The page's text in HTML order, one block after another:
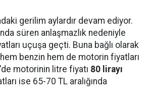
gerilim aylardır devam ediyor.
süren anlaşmazlık nedeniyle
uçuşa geçti. Buna bağlı olarak
benzin hem de motorin fiyatları
motorinin litre fiyatı 80 lirayı
ise 65-70 TL aralığında